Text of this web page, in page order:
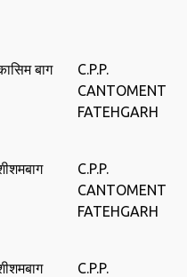
बाग
C.P.P.
CANTOMENT
FATEHGARH
C.P.P.
CANTOMENT
FATEHGARH
C.P.P.